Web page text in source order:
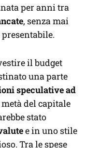
per anni tra
, senza mai
il budget
una parte
speculative ad
del capitale
stato
e in uno stile
Tra le spese